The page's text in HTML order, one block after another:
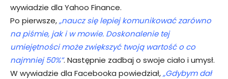
wywiadzie dla Yahoo Finance.
Po pierwsze,„naucz się lepiej komunikować zarówno
na piśmie, jak i w mowie. Doskonalenie tej
umiejętności może zwiększyć twoją wartość o co
najmniej 50%”. Następnie zadbaj o swoje ciało i umysł.
W wywiadzie dla Facebooka powiedział,„Gdybym dał